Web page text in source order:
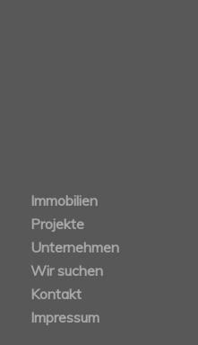
Immobilien
Projekte
Unternehmen
Wir suchen
Kontakt
Impressum